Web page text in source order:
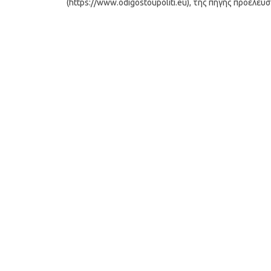
(https://www.odigostoupoliti.eu), της πηγής